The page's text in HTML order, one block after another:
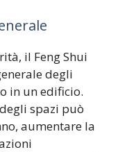
il Feng Shui
degli
in un edificio.
spazi può
aumentare la